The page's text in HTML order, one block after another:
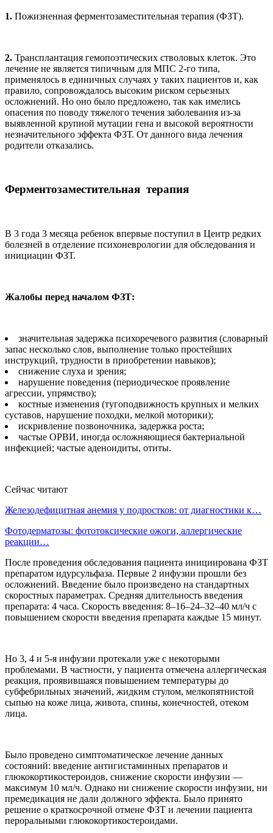
1. Пожизненная ферментозаместительная терапия (ФЗТ).
2. Трансплантация гемопоэтических стволовых клеток. Это
лечение не является типичным для МПС 2-го типа,
применялось в единичных случаях у таких пациентов и, как
правило, сопровождалось высоким риском серьезных
осложнений. Но оно было предложено, так как имелись
опасения по поводу тяжелого течения заболевания из-за
выявленной крупной мутации гена и высокой вероятности
незначительного эффекта ФЗТ. От данного вида лечения
родители отказались.
Ферментозаместительная терапия
В 3 года 3 месяца ребенок впервые поступил в Центр редких
болезней в отделение психоневрологии для обследования и
инициации ФЗТ.
Жалобы перед началом ФЗТ:
значительная задержка психоречевого развития (словарный
запас несколько слов, выполнение только простейших
инструкций, трудности в приобретении навыков);
снижение слуха и зрения;
нарушение поведения (периодическое проявление
агрессии, упрямство);
костные изменения (тугоподвижность крупных и мелких
суставов, нарушение походки, мелкой моторики);
искривление позвоночника, задержка роста;
частые ОРВИ, иногда осложняющиеся бактериальной
инфекцией; частые аденоидиты, отиты.
Сейчас читают
Железодефицитная анемия у подростков: от диагностики к…
Фотодерматозы: фототоксические ожоги, аллергические
реакции…
После проведения обследования пациента инициирована ФЗТ
препаратом идурсульфаза. Первые 2 инфузии прошли без
осложнений. Введение было произведено на стандартных
скоростных параметрах. Средняя длительность введения
препарата: 4 часа. Скорость введения: 8–16–24–32–40 мл/ч с
повышением скорости введения препарата каждые 15 минут.
Но 3, 4 и 5-я инфузии протекали уже с некоторыми
проблемами. В частности, у пациента отмечена аллергическая
реакция, проявившаяся повышением температуры до
субфебрильных значений, жидким стулом, мелкопятнистой
сыпью на коже лица, живота, спины, конечностей, отеком
лица.
Было проведено симптоматическое лечение данных
состояний: введение антигистаминных препаратов и
глюкокортикостероидов, снижение скорости инфузии —
максимум 10 мл/ч. Однако ни снижение скорости инфузии, ни
премедикация не дали должного эффекта. Было принято
решение о краткосрочной отмене ФЗТ и лечении пациента
пероральными глюкокортикостероидами.